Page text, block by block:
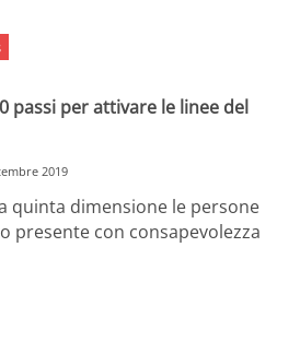
passi per attivare le linee del
2019
quinta dimensione le persone
presente con consapevolezza